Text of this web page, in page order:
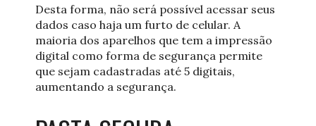
Desta forma, não será possível acessar seus
dados caso haja um furto de celular. A
maioria dos aparelhos que tem a impressão
digital como forma de segurança permite
que sejam cadastradas até 5 digitais,
aumentando a segurança.